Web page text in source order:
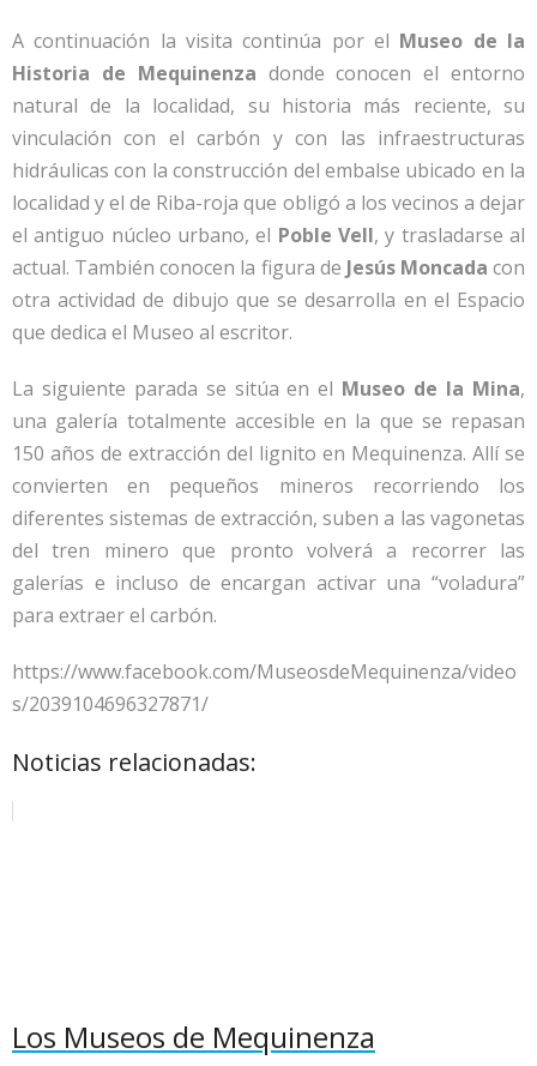
A continuación la visita continúa por el Museo de la
Historia de Mequinenza donde conocen el entorno
natural de la localidad, su historia más reciente, su
vinculación con el carbón y con las infraestructuras
hidráulicas con la construcción del embalse ubicado en la
localidad y el de Riba-roja que obligó a los vecinos a dejar
el antiguo núcleo urbano, el Poble Vell, y trasladarse al
actual. También conocen la figura de Jesús Moncada con
otra actividad de dibujo que se desarrolla en el Espacio
que dedica el Museo al escritor.
La siguiente parada se sitúa en el Museo de la Mina,
una galería totalmente accesible en la que se repasan
150 años de extracción del lignito en Mequinenza. Allí se
convierten en pequeños mineros recorriendo los
diferentes sistemas de extracción, suben a las vagonetas
del tren minero que pronto volverá a recorrer las
galerías e incluso de encargan activar una “voladura”
para extraer el carbón.
https://www.facebook.com/MuseosdeMequinenza/video
s/2039104696327871/
Noticias relacionadas:
Los Museos de Mequinenza